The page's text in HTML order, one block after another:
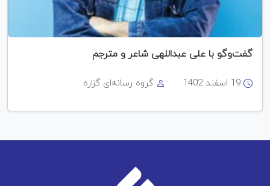
گفت‌وگو با علی عبداللهی شاعر و مترجم
19 اسفند 1402 گروه رسانه‌ای گزاره